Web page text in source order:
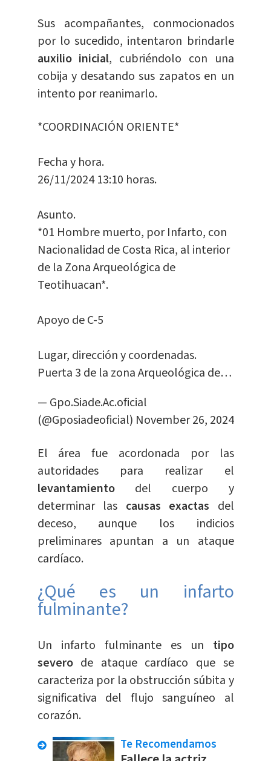
Sus acompañantes, conmocionados
por lo sucedido, intentaron brindarle
auxilio inicial, cubriéndolo con una
cobija y desatando sus zapatos en un
intento por reanimarlo.
*COORDINACIÓN ORIENTE*
Fecha y hora.
26/11/2024 13:10 horas.
Asunto.
*01 Hombre muerto, por Infarto, con
Nacionalidad de Costa Rica, al interior
de la Zona Arqueológica de
Teotihuacan*.
Apoyo de C-5
Lugar, dirección y coordenadas.
Puerta 3 de la zona Arqueológica de…
— Gpo.Siade.Ac.oficial
(@Gposiadeoficial) November 26, 2024
El área fue acordonada por las
autoridades para realizar el
levantamiento del cuerpo y
determinar las causas exactas del
deceso, aunque los indicios
preliminares apuntan a un ataque
cardíaco.
¿Qué es un infarto
fulminante?
Un infarto fulminante es un tipo
severode ataque cardíaco que se
caracteriza por la obstrucción súbita y
significativa del flujo sanguíneo al
corazón.
Te Recomendamos